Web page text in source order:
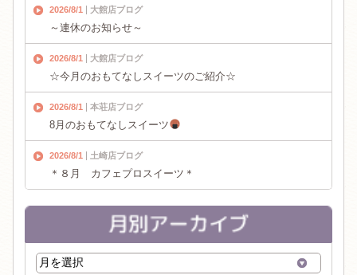
2026/8/1 大館店ブログ
～連休のお知らせ～
2026/8/1 大館店ブログ
☆今月のおもてなしスイーツのご紹介☆
2026/8/1 本荘店ブログ
8月のおもてなしスイーツ
2026/8/1 土崎店ブログ
＊８月 カフェプロスイーツ＊